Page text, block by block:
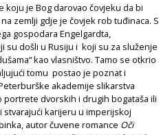
koju je Bog darovao čovjeku da bi
zemlji gdje je čovjek rob tuđinaca. S
gospodara Engelgardta,
su došli u Rusiju i koji su za služenje
kao vlasništvo. Tamo se otkrio
tomu postao je poznat i
akademije slikarstva
dvorskih i drugih bogataša ili
karijeru u imperijskoj
autor čuvene romance Oči